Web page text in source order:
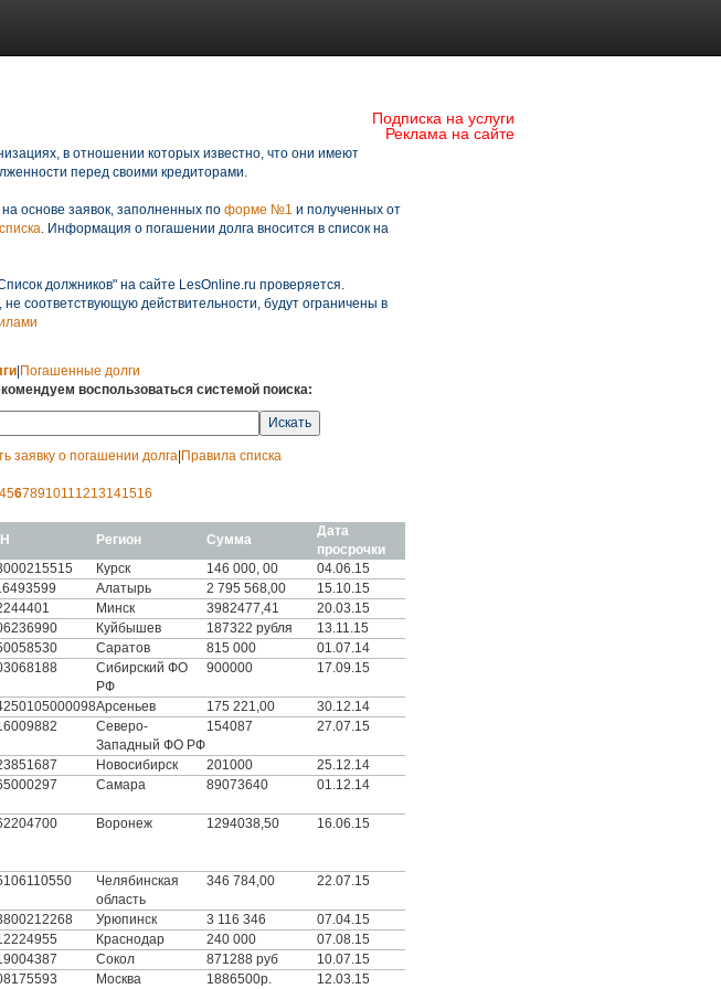
Подписка на услуги
Реклама на сайте
в отношении которых известно, что они имеют
перед своими кредиторами.
основе заявок, заполненных по форме №1 и полученных от
. Информация о погашении долга вносится в список на
должников" на сайте LesOnline.ru проверяется.
соответствующую действительности, будут ограничены в
Погашенные долги
воспользоваться системой поиска:
заявку о погашении долга| Правила списка
45678910111213141516
Регион Сумма
Дата
просрочки
Курск 146 000, 00
04.06.15
Алатырь 2 795 568,00
15.10.15
Mинск 3982477,41
20.03.15
Куйбышев 187322 рубля
13.11.15
Саратов 815 000
01.07.14
Сибирский ФО
РФ
900000 17.09.15
Арсеньев 175 221,00
30.12.14
Северо-
Западный ФО РФ
154087 27.07.15
Новосибирск 201000
25.12.14
Самара 89073640 01.12.14
Воронеж 1294038,50 16.06.15
Челябинская
область
346 784,00 22.07.15
Урюпинск 3 116 346
07.04.15
Краснодар 240 000
07.08.15
Сокол 871288 руб
10.07.15
Москва 1886500р. 12.03.15